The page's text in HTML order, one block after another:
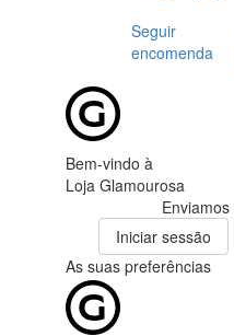
Seguir
encomenda
Bem-vindo à
Loja Glamourosa
Iniciar sessão
As suas preferências